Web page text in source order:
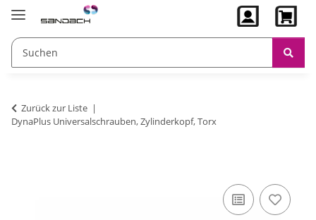
Zurück zur Liste
DynaPlus Universalschrauben, Zylinderkopf, Torx